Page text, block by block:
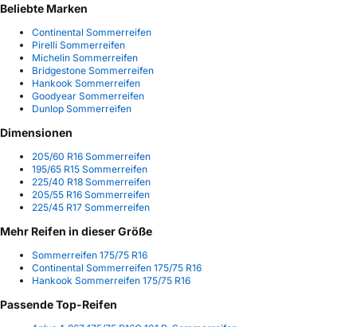
Beliebte Marken
Continental Sommerreifen
Pirelli Sommerreifen
Michelin Sommerreifen
Bridgestone Sommerreifen
Hankook Sommerreifen
Goodyear Sommerreifen
Dunlop Sommerreifen
Dimensionen
205/60 R16 Sommerreifen
195/65 R15 Sommerreifen
225/40 R18 Sommerreifen
205/55 R16 Sommerreifen
225/45 R17 Sommerreifen
Mehr Reifen in dieser Größe
Sommerreifen 175/75 R16
Continental Sommerreifen 175/75 R16
Hankook Sommerreifen 175/75 R16
Passende Top-Reifen